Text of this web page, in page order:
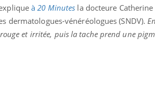
à20 Minutes la docteure
dermatologues-vénéréologues (SNDV).
et irritée, puis la tache prend une